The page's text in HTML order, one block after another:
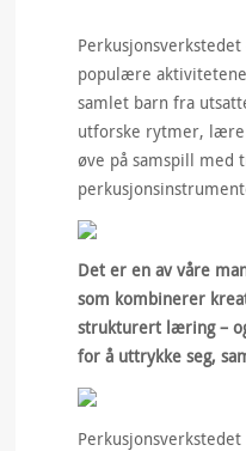
populære
samlet barn fra
utforske rytmer, lære
øve på samspill med
Det er en av våre
som kombinerer
strukturert læring –
for å uttrykke seg,